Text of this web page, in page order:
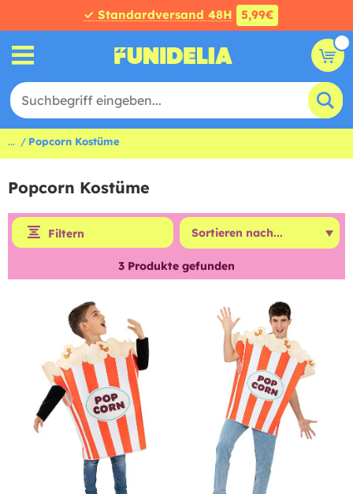
✓ Standardversand 48H 5,99€
... Popcorn Kostüme
Popcorn Kostüme
Filtern
3 Produkte gefunden